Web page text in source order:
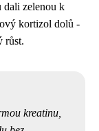
dali zelenou k
kortizol dolů -
růst.
kreatinu,